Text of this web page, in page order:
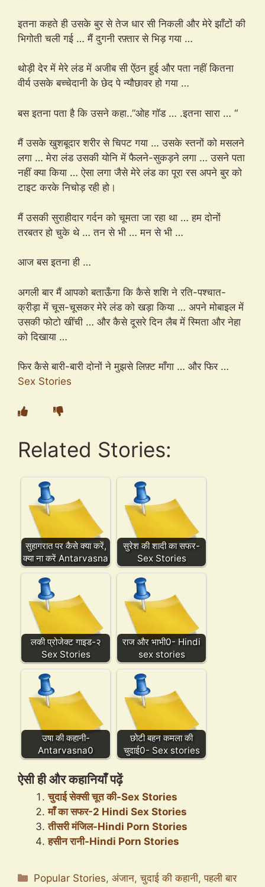
इतना कहते ही उसके बुर से तेज धार सी निकली और मेरे झाँटों की
भिगोती चली गई … मैं दुगनी रफ़्तार से भिड़ गया …
थोड़ी देर में मेरे लंड में अजीब सी ऐंठन हुई और पता नहीं कितना
वीर्य उसके बच्चेदानी के छेद पे न्यौछावर हो गया …
बस इतना पता है कि उसने कहा..”ओह गॉड … .इतना सारा … “
मैं उसके खुशबूदार शरीर से चिपट गया … उसके स्तनों को मसलने
लगा … मेरा लंड उसकी योनि में फैलने-सुकड़ने लगा … उसने पता
नहीं क्या किया … ऐसा लगा जैसे मेरे लंड का पूरा रस अपने बुर को
टाइट करके निचोड़ रही हो।
मैं उसकी सुराहीदार गर्दन को चूमता जा रहा था … हम दोनों
तरबतर हो चुके थे … तन से भी … मन से भी …
आज बस इतना ही …
अगली बार मैं आपको बताऊँगा कि कैसे शशि ने रति-पश्चात-
क्रीड़ा में चूस-चूसकर मेरे लंड को खड़ा किया … अपने मोबाइल में
उसकी फोटो खींची … और कैसे दूसरे दिन लैब में स्मिता और नेहा
को दिखाया …
फिर कैसे बारी-बारी दोनों ने मुझसे लिफ़्ट माँगा … और फिर …
Sex Stories
Related Stories:
सुहागरात पर कैसे क्या करें,
क्या ना करें Antarvasna
सुरेश की शादी का सफर-
Sex Stories
लकी प्रोजेक्ट गाइड-२
Sex Stories
राज और भाभी0- Hindi
sex stories
उषा की कहानी-
Antarvasna0
छोटी बहन कमला की
चुदाई0- Sex stories
ऐसी ही और कहानियाँ पढ़ें
चुदाई सेक्सी चूत की-Sex Stories
माँ का सफर-2 Hindi Sex Stories
तीसरी मंजिल-Hindi Porn Stories
हसीन रानी-Hindi Porn Stories
Categories
Popular Stories,अंजान,चुदाई की कहानी,पहली बार